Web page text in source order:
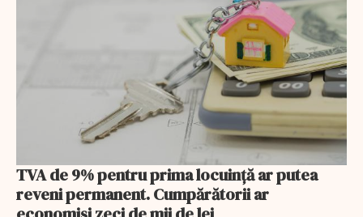
TVA de 9% pentru prima locuință ar putea
reveni permanent. Cumpărătorii ar